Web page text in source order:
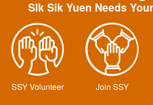
SIk Sik Yuen Needs
SSY Volunteer Join SSY